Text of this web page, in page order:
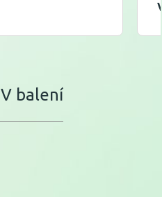
V balení